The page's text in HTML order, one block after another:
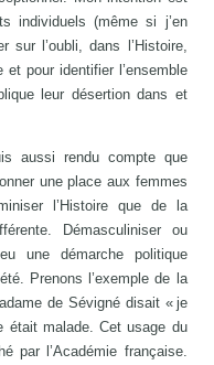
individuels (même si j’en
sur l’oubli, dans l’Histoire,
pour identifier l’ensemble
leur désertion dans et
aussi rendu compte que
une place aux femmes
l’Histoire que de la
Démasculiniser ou
une démarche politique
Prenons l’exemple de la
de Sévigné disait « je
était malade. Cet usage du
par l’Académie française.